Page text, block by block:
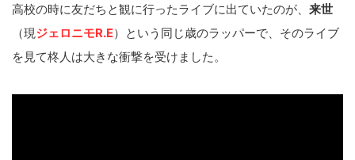
高校の時に友だちと観に行ったライブに出ていたのが、 来世
（現ジェロニモR.E）という同じ歳のラッパーで、そのライブ
を見て柊人は大きな衝撃を受けました。